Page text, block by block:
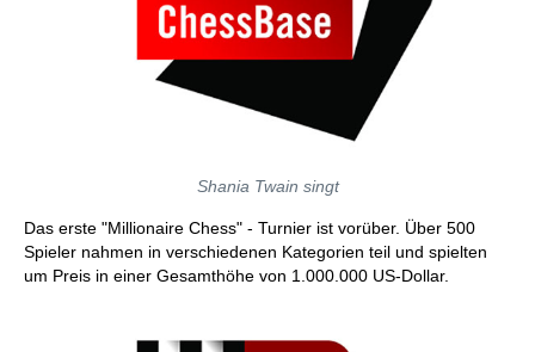
Shania Twain singt
Das erste "Millionaire Chess" - Turnier ist vorüber. Über 500
Spieler nahmen in verschiedenen Kategorien teil und spielten
um Preis in einer Gesamthöhe von 1.000.000 US-Dollar.